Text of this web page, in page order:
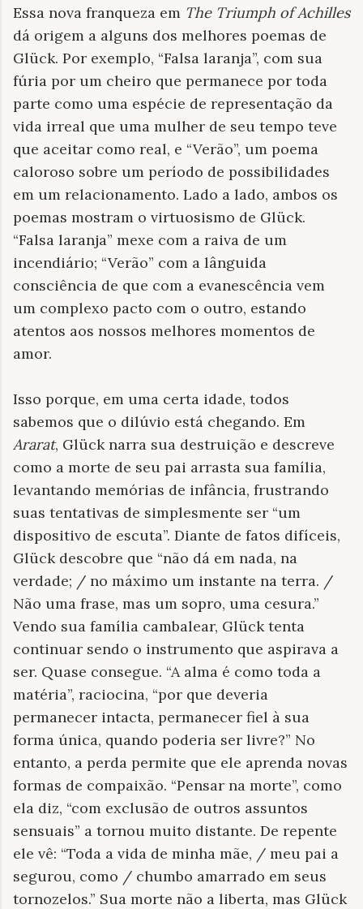
Essa nova franqueza em The Triumph of Achilles
dá origem a alguns dos melhores poemas de
Glück. Por exemplo, “Falsa laranja”, com sua
fúria por um cheiro que permanece por toda
parte como uma espécie de representação da
vida irreal que uma mulher de seu tempo teve
que aceitar como real, e “Verão”, um poema
caloroso sobre um período de possibilidades
em um relacionamento. Lado a lado, ambos os
poemas mostram o virtuosismo de Glück.
“Falsa laranja” mexe com a raiva de um
incendiário; “Verão” com a lânguida
consciência de que com a evanescência vem
um complexo pacto com o outro, estando
atentos aos nossos melhores momentos de
amor.
Isso porque, em uma certa idade, todos
sabemos que o dilúvio está chegando. Em
Ararat, Glück narra sua destruição e descreve
como a morte de seu pai arrasta sua família,
levantando memórias de infância, frustrando
suas tentativas de simplesmente ser “um
dispositivo de escuta”. Diante de fatos difíceis,
Glück descobre que “não dá em nada, na
verdade; / no máximo um instante na terra. /
Não uma frase, mas um sopro, uma cesura.”
Vendo sua família cambalear, Glück tenta
continuar sendo o instrumento que aspirava a
ser. Quase consegue. “A alma é como toda a
matéria”, raciocina, “por que deveria
permanecer intacta, permanecer fiel à sua
forma única, quando poderia ser livre?” No
entanto, a perda permite que ele aprenda novas
formas de compaixão. “Pensar na morte”, como
ela diz, “com exclusão de outros assuntos
sensuais” a tornou muito distante. De repente
ele vê: “Toda a vida de minha mãe, / meu pai a
segurou, como / chumbo amarrado em seus
tornozelos.” Sua morte não a liberta, mas Glück